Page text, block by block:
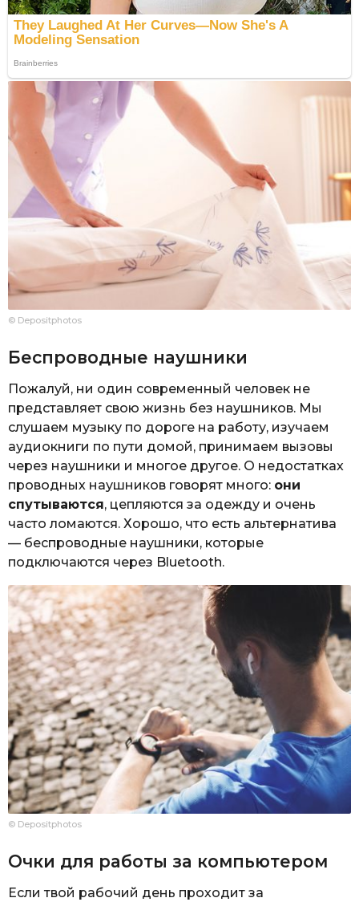
© Depositphotos
Беспроводные наушники
Пожалуй, ни один современный человек не
представляет свою жизнь без наушников. Мы
слушаем музыку по дороге на работу, изучаем
аудиокниги по пути домой, принимаем вызовы
через наушники и многое другое. О недостатках
проводных наушников говорят много: они
спутываются, цепляются за одежду и очень
часто ломаются. Хорошо, что есть альтернатива
— беспроводные наушники, которые
подключаются через Bluetooth.
© Depositphotos
Очки для работы за компьютером
Если твой рабочий день проходит за